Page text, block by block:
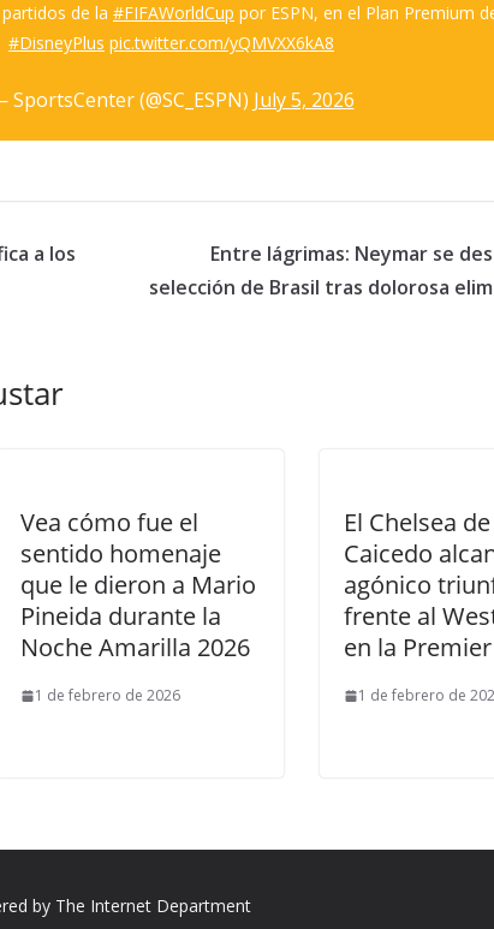
de la #FIFAWorldCup por ESPN, en el Plan Premium
#DisneyPlus pic.twitter.com/yQMVXX6kA8
SportsCenter (@SC_ESPN) July 5, 2026
a los
Entre lágrimas: Neymar se
selección de Brasil tras dolorosa
Vea cómo fue el
sentido homenaje
que le dieron a Mario
Pineida durante la
Noche Amarilla 2026
1 de febrero de 2026
El Chelsea
Caicedo
agónico
frente al
en la
1 de febrero de
by The Internet Department